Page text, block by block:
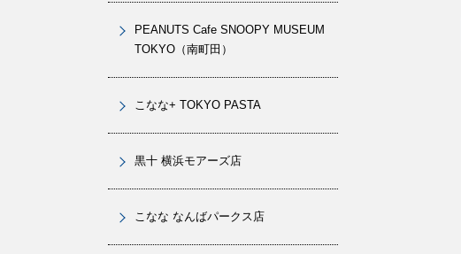
PEANUTS Cafe SNOOPY MUSEUM
TOKYO（南町田）
こなな+ TOKYO PASTA
黒十 横浜モアーズ店
こなな なんばパークス店